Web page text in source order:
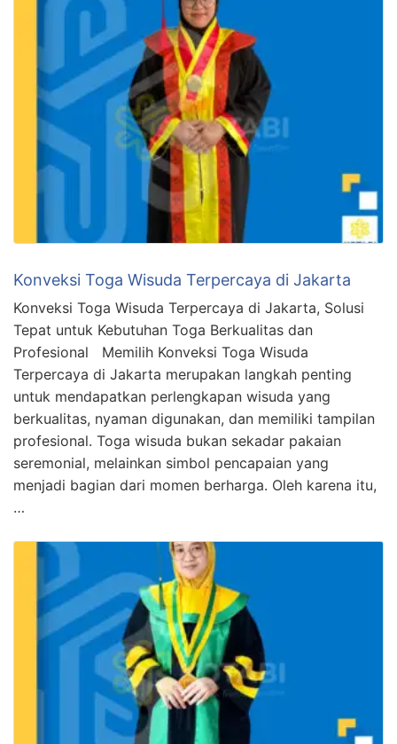
Konveksi Toga Wisuda Terpercaya di Jakarta
Konveksi Toga Wisuda Terpercaya di Jakarta, Solusi
Tepat untuk Kebutuhan Toga Berkualitas dan
Profesional Memilih Konveksi Toga Wisuda
Terpercaya di Jakarta merupakan langkah penting
untuk mendapatkan perlengkapan wisuda yang
berkualitas, nyaman digunakan, dan memiliki tampilan
profesional. Toga wisuda bukan sekadar pakaian
seremonial, melainkan simbol pencapaian yang
menjadi bagian dari momen berharga. Oleh karena itu,
…